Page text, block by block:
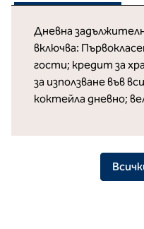
Дневна
включва:
гости; кредит за
за използване във
коктейла дневно;